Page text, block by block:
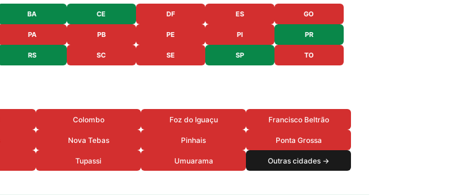
BA CE DF ES GO
PA PB PE PI PR
RS SC SE SP TO
Colombo Foz do Iguaçu Francisco Beltrão
Nova Tebas Pinhais Ponta Grossa
Tupassi Umuarama Outras cidades →